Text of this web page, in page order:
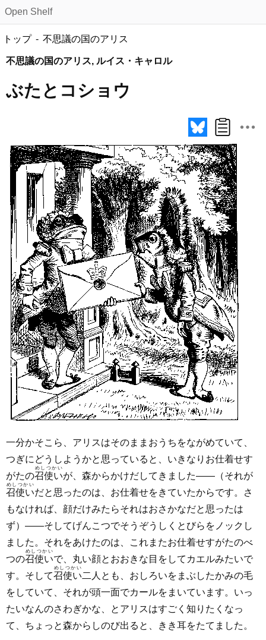
Open Shelf
トップ 不思議の国のアリス
不思議の国のアリス, ルイス・キャロル
ぶたとコショウ
一分かそこら、アリスはそのままおうちをながめていて、
つぎにどうしようかと思っていると、いきなりお仕着せす
がたの召使い
めしつかい
が、森からかけだしてきました――（それが
召使い
めしつかい
だと思ったのは、お仕着せをきていたからです。さ
もなければ、顔だけみたらそれはおさかなだと思ったは
ず）――そしてげんこつでそうぞうしくとびらをノックし
ました。それをあけたのは、これまたお仕着せすがたのべ
つの召使い
めしつかい
で、丸い顔とおおきな目をしてカエルみたいで
す。そして召使い
めしつかい
二人とも、おしろいをまぶしたかみの毛
をしていて、それが頭一面でカールをまいています。いっ
たいなんのさわぎかな、とアリスはすごく知りたくなっ
て、ちょっと森からしのび出ると、きき耳をたてました。